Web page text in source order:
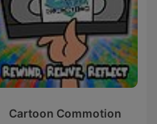
Cartoon Commotion